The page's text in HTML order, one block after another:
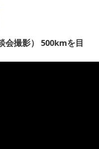
会撮影） 500kmを目